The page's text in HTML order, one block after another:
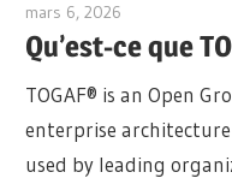
mars 6, 2026
Qu’est-ce que
TOGAF® is an Open
enterprise
used by leading